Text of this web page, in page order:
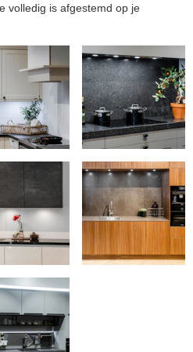
volledig is afgestemd op je